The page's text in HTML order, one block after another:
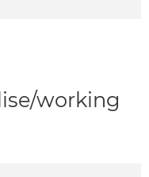
working